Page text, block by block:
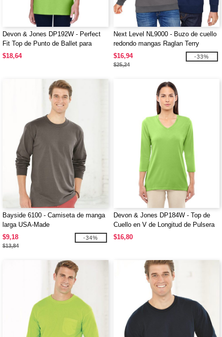
Devon & Jones DP192W - Perfect
Fit Top de Punto de Ballet para
Dama de Largo de Pulsera
$18,64
Next Level NL9000 - Buzo de cuello
redondo mangas Raglan Terry
Unisex
$16,94
$25,24
-33%
Bayside 6100 - Camiseta de manga
larga USA-Made
$9,18
$13,84
-34%
Devon & Jones DP184W - Top de
Cuello en V de Longitud de Pulsera
Perfect Fit para Damas
$16,80